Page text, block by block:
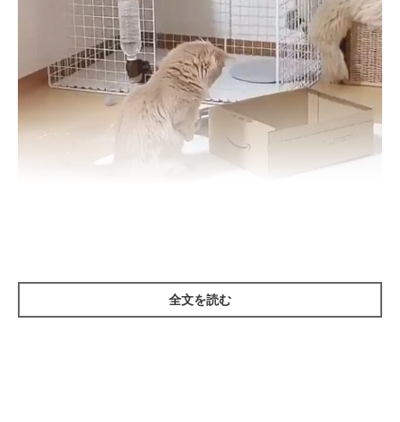
@nicodiary0716
全文を読む